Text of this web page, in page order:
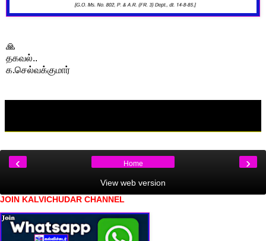
🙏
தகவல்..
க.செல்வக்குமார்
‹ ›
Home
View web version
JOIN KALVICHUDAR CHANNEL